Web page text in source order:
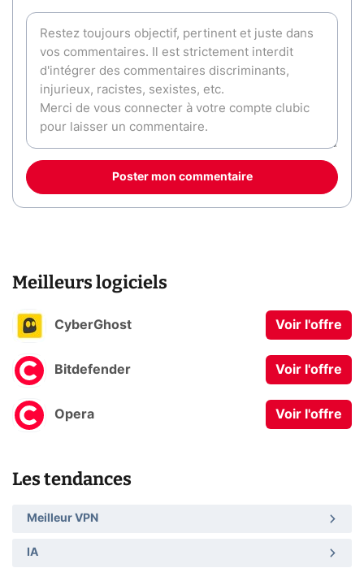
Poster mon commentaire
Meilleurs logiciels
CyberGhost Voir l'offre
Bitdefender Voir l'offre
Opera Voir l'offre
Les tendances
Meilleur VPN
IA